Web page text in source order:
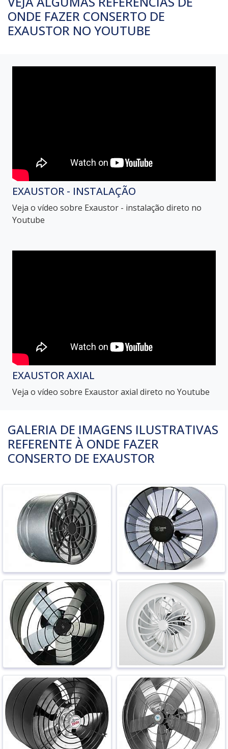
ONDE FAZER CONSERTO DE
EXAUSTOR NO YOUTUBE
EXAUSTOR - INSTALAÇÃO
Veja o vídeo sobre Exaustor - instalação direto no
Youtube
EXAUSTOR AXIAL
Veja o vídeo sobre Exaustor axial direto no Youtube
GALERIA DE IMAGENS ILUSTRATIVAS
REFERENTE À ONDE FAZER
CONSERTO DE EXAUSTOR